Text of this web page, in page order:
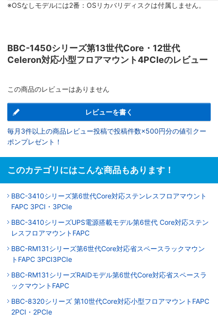
※OSなしモデルには2番：OSリカバリディスクは付属しません。
BBC-1450シリーズ第13世代Core・12世代
Celeron対応小型フロアマウント4PCIeのレビュー
この商品のレビューはありません
レビューを書く
毎月3件以上の商品レビュー投稿で投稿件数×500円分の値引クー
ポンプレゼント！
このカテゴリにはこんな商品もあります！
BBC-3410シリーズ第6世代Core対応ステンレスフロアマウント
FAPC 3PCI・3PCIe
BBC-3410シリーズUPS電源搭載モデル第6世代 Core対応ステン
レスフロアマウントFAPC
BBC-RM131シリーズ第6世代Core対応省スペースラックマウン
トFAPC 3PCI3PCIe
BBC-RM131シリーズRAIDモデル第6世代Core対応省スペースラ
ックマウントFAPC
BBC-8320シリーズ 第10世代Core対応小型フロアマウントFAPC
2PCI・2PCIe